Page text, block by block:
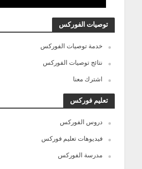
توصيات الفوركس
خدمة توصيات الفوركس
نتائج توصيات الفوركس
اشترك معنا
تعليم فوركس
دروس الفوركس
فيديوهات تعليم فوركس
مدرسة الفوركس